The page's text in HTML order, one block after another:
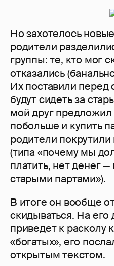
Но захотелось
родители
группы: те, кто мог
отказались
Их поставили перед
будут сидеть за
мой друг предложил
побольше и купить
родители
(типа «почему мы
платить, нет денег —
старыми партами»).
В итоге он вообще
скидываться. На его
приведет к расколу
«богатых», его
открытым текстом.